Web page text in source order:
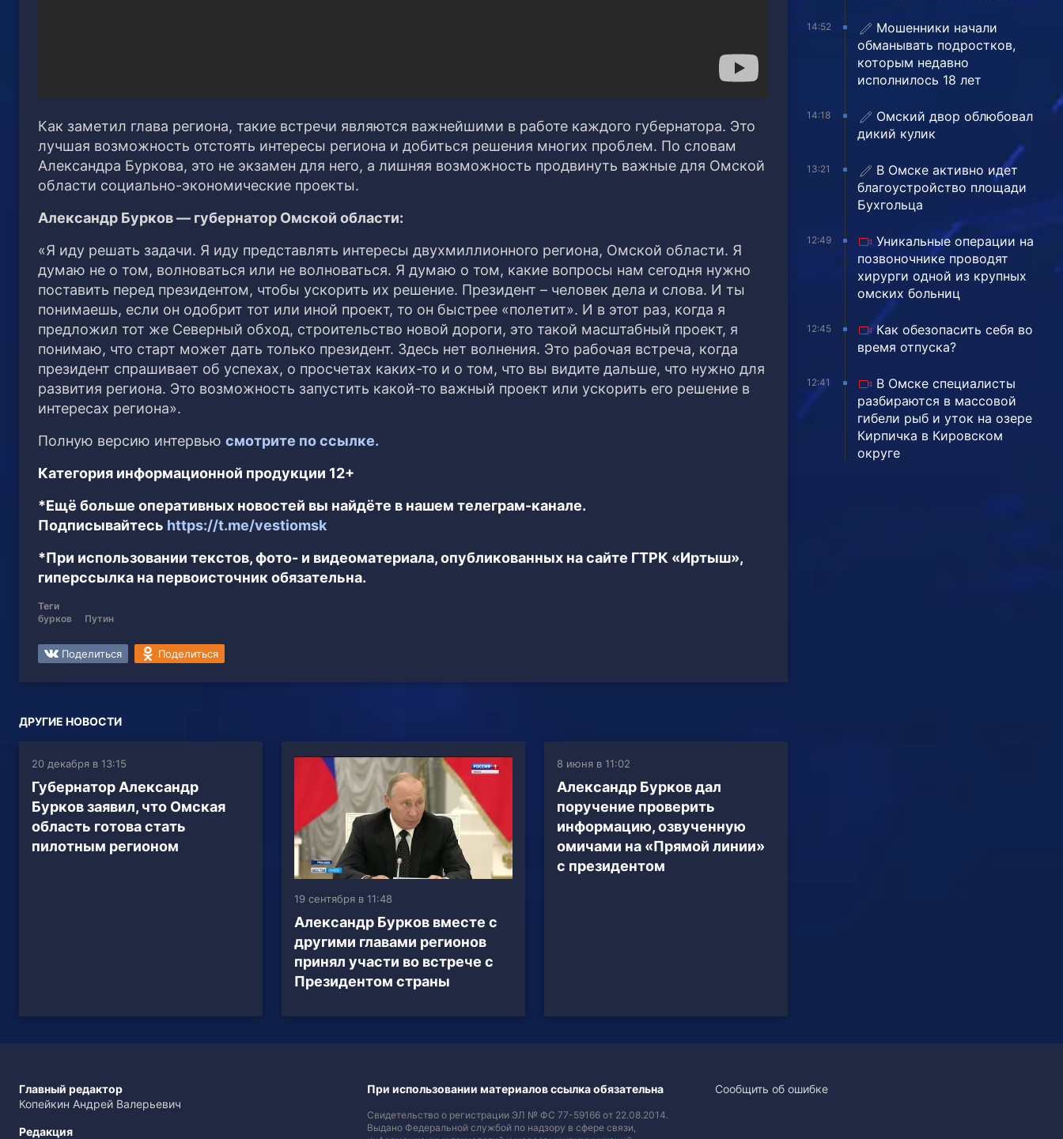
Как заметил глава региона, такие встречи являются важнейшими в работе каждого губернатора. Это
лучшая возможность отстоять интересы региона и добиться решения многих проблем. По словам
Александра Буркова, это не экзамен для него, а лишняя возможность продвинуть важные для Омской
области социально-экономические проекты.
Александр Бурков — губернатор Омской области:
«Я иду решать задачи. Я иду представлять интересы двухмиллионного региона, Омской области. Я
думаю не о том, волноваться или не волноваться. Я думаю о том, какие вопросы нам сегодня нужно
поставить перед президентом, чтобы ускорить их решение. Президент – человек дела и слова. И ты
понимаешь, если он одобрит тот или иной проект, то он быстрее «полетит». И в этот раз, когда я
предложил тот же Северный обход, строительство новой дороги, это такой масштабный проект, я
понимаю, что старт может дать только президент. Здесь нет волнения. Это рабочая встреча, когда
президент спрашивает об успехах, о просчетах каких-то и о том, что вы видите дальше, что нужно для
развития региона. Это возможность запустить какой-то важный проект или ускорить его решение в
интересах региона».
Полную версию интервью смотрите по ссылке.
Категория информационной продукции 12+
*Ещё больше оперативных новостей вы найдёте в нашем телеграм-канале.
Подписывайтесь https://t.me/vestiomsk
*При использовании текстов, фото- и видеоматериала, опубликованных на сайте ГТРК «Иртыш»,
гиперссылка на первоисточник обязательна.
Теги
бурков
Путин
Поделиться Поделиться
ДРУГИЕ НОВОСТИ
20 декабря в 13:15
Губернатор Александр
Бурков заявил, что Омская
область готова стать
пилотным регионом
19 сентября в 11:48
Александр Бурков вместе с
другими главами регионов
принял участи во встрече с
Президентом страны
8 июня в 11:02
Александр Бурков дал
поручение проверить
информацию, озвученную
омичами на «Прямой линии»
с президентом
14:52
Мошенники начали
обманывать подростков,
которым недавно
исполнилось 18 лет
14:18
Омский двор облюбовал
дикий кулик
13:21
В Омске активно идет
благоустройство площади
Бухгольца
12:49
Уникальные операции на
позвоночнике проводят
хирурги одной из крупных
омских больниц
12:45
Как обезопасить себя во
время отпуска?
12:41
В Омске специалисты
разбираются в массовой
гибели рыб и уток на озере
Кирпичка в Кировском
округе
Главный редактор
Копейкин Андрей Валерьевич
Редакция
При использовании материалов ссылка обязательна
Свидетельство о регистрации ЭЛ № ФС 77-59166 от 22.08.2014.
Выдано Федеральной службой по надзору в сфере связи,
Сообщить об ошибке